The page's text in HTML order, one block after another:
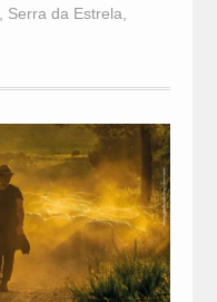
Serra da Estrela